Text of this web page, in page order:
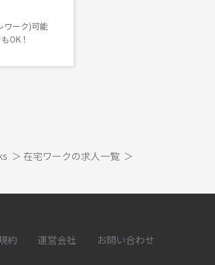
ワーク)可能
OK！
＞ 在宅ワークの求人一覧 ＞
約 運営会社 お問い合わせ